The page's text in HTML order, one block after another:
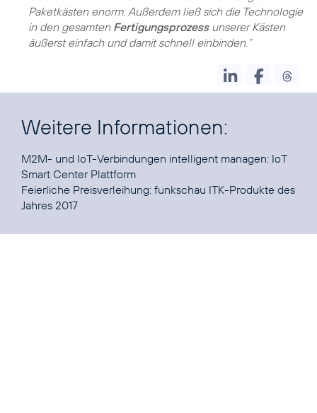
Paketkästen enorm. Außerdem ließ sich die Technologie
in den gesamten Fertigungsprozessunserer Kästen
äußerst einfach und damit schnell einbinden.“
Weitere Informationen:
M2M- und IoT-Verbindungen intelligent managen: IoT
Smart Center Plattform
Feierliche Preisverleihung: funkschau ITK-Produkte des
Jahres 2017